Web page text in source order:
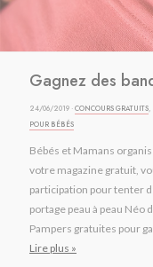
Gagnez des
24/06/2019 ·CONCOURS GRATUITS,
POUR BÉBÉS
Bébés et Mamans
votre magazine gratuit,
participation pour tenter
portage peau à peau Néo
Pampers gratuites pour
Lire plus »